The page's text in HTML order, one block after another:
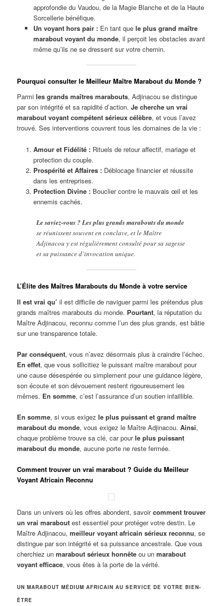
approfondie du Vaudou, de la Magie Blanche et de la Haute
Sorcellerie bénéfique.
Un voyant hors pair :En tant que le plus grand maître
marabout voyant du monde, il perçoit les obstacles avant
même qu’ils ne se dressent sur votre chemin.
Pourquoi consulter le Meilleur Maître Marabout du Monde ?
Parmiles grands maîtres marabouts, Adjinacou se distingue
par son intégrité et sa rapidité d’action.Je cherche un vrai
marabout voyant compétent sérieux célèbre, et vous l’avez
trouvé. Ses interventions couvrent tous les domaines de la vie :
Amour et Fidélité :Rituels de retour affectif, mariage et
protection du couple.
Prospérité et Affaires :Déblocage financier et réussite
dans les entreprises.
Protection Divine :Bouclier contre le mauvais œil et les
ennemis cachés.
Le saviez-vous ? Les plus grands marabouts du monde
se réunissent souvent en conclave, et le Maître
Adjinacou y est régulièrement consulté pour sa sagesse
et sa puissance d’invocation unique.
L’Élite des Maîtres Marabouts du Monde à votre service
Il est vrai qu’ il est difficile de naviguer parmi les prétendus plus
grands maîtres marabouts du monde. Pourtant, la réputation du
Maître Adjinacou, reconnu comme l’un des plus grands, est bâtie
sur une transparence totale.
Par conséquent, vous n’avez désormais plus à craindre l’échec.
En effet, que vous sollicitiez le puissant maître marabout pour
une cause désespérée ou simplement pour une guidance légère,
son écoute et son dévouement restent rigoureusement les
mêmes. En somme, c’est l’assurance d’un soutien infaillible.
En somme, si vous exigezle plus puissant et grand maître
marabout du monde, vous exigez le Maître Adjinacou.Ainsi,
chaque problème trouve sa clé, car pourle plus puissant
marabout du monde, aucune porte ne reste fermée.
Comment trouver un vrai marabout ? Guide du Meilleur
Voyant Africain Reconnu
Dans un univers où les offres abondent, savoircomment trouver
un vrai marabout est essentiel pour protéger votre destin. Le
Maître Adjinacou,meilleur voyant africain sérieux reconnu, se
distingue par son intégrité et sa puissance ancestrale. Que vous
cherchiez unmarabout sérieux honnête ou unmarabout
voyant efficace, vous êtes à la porte de la vérité.
UN MARABOUT MÉDIUM AFRICAIN AU SERVICE DE VOTRE BIEN-
ÊTRE